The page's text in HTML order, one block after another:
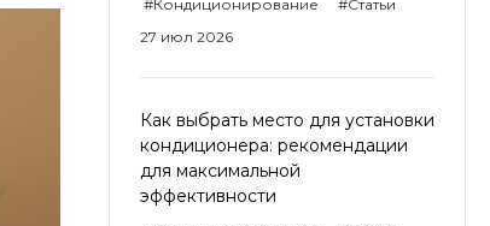
#Кондиционирование
#Статьи
27 июл 2026
Как выбрать место для установки
кондиционера: рекомендации
для максимальной
эффективности